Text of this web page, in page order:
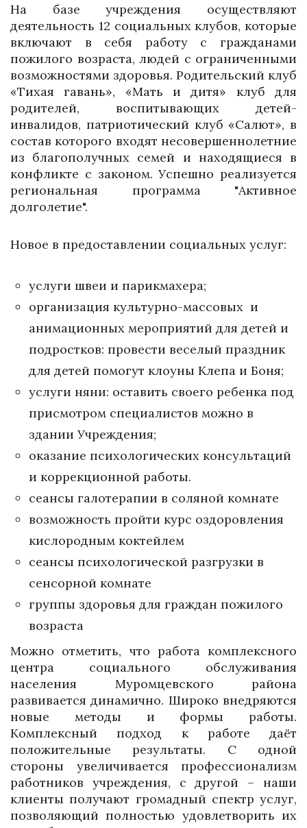
На базе учреждения осуществляют
деятельность 12 социальных клубов, которые
включают в себя работу с гражданами
пожилого возраста, людей с ограниченными
возможностями здоровья. Родительский клуб
«Тихая гавань», «Мать и дитя» клуб для
родителей, воспитывающих детей-
инвалидов, патриотический клуб «Салют», в
состав которого входят несовершеннолетние
из благополучных семей и находящиеся в
конфликте с законом. Успешно реализуется
региональная программа "Активное
долголетие".
Новое в предоставлении социальных услуг:
услуги швеи и парикмахера;
организация культурно-массовых и
анимационных мероприятий для детей и
подростков: провести веселый праздник
для детей помогут клоуны Клепа и Боня;
услуги няни: оставить своего ребенка под
присмотром специалистов можно в
здании Учреждения;
оказание психологических консультаций
и коррекционной работы.
сеансы галотерапии в соляной комнате
возможность пройти курс оздоровления
кислородным коктейлем
сеансы психологической разгрузки в
сенсорной комнате
группы здоровья для граждан пожилого
возраста
Можно отметить, что работа комплексного
центра социального обслуживания
населения Муромцевского района
развивается динамично. Широко внедряются
новые методы и формы работы.
Комплексный подход к работе даёт
положительные результаты. С одной
стороны увеличивается профессионализм
работников учреждения, с другой – наши
клиенты получают громадный спектр услуг,
позволяющий полностью удовлетворить их